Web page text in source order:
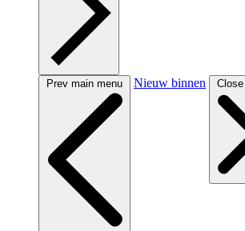
Prev main menu Nieuw binnen